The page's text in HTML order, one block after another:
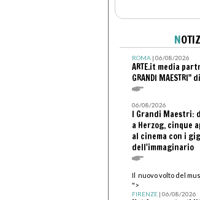
N
ROMA| 06/08/2026
ARTE.it media
GRANDI MAESTRI"
06/08/2026
I Grandi Maestri:
a Herzog, cinque
al cinema con i
dell'immaginario
Il nuovo volto del
">
FIRENZE| 06/08/2026